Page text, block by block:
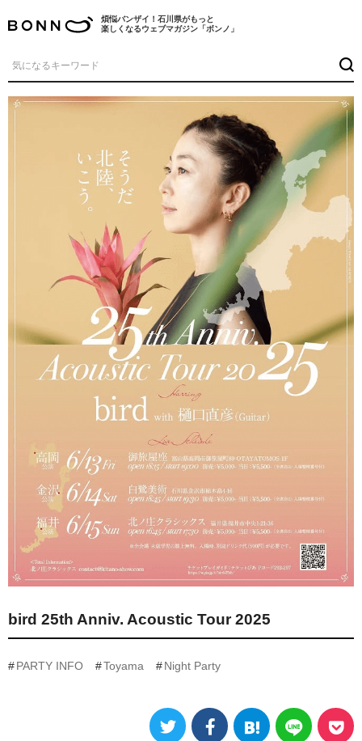
煩悩バンザイ！石川県がもっと
楽しくなるウェブマガジン「ボンノ」
bird 25th Anniv. Acoustic Tour 2025
PARTY INFO Toyama Night Party